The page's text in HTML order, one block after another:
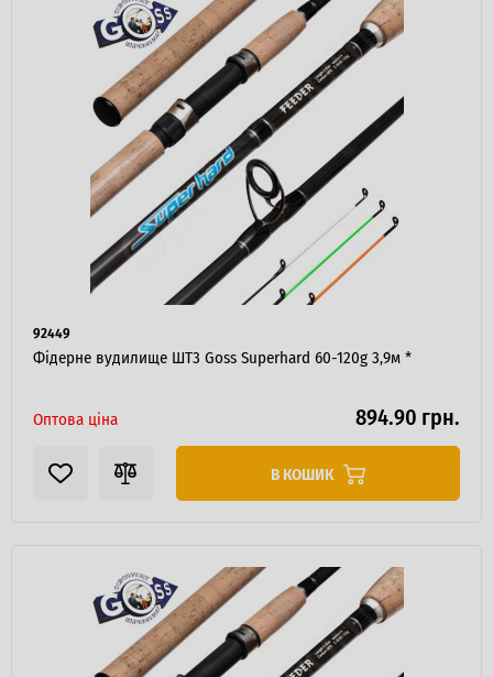
92449
Фідерне вудилище ШТ3 Goss Superhard 60-120g 3,9м *
Оптова ціна 894.90 грн.
В КОШИК
Я ОПТОВИЙ ПОКУПЕЦЬ